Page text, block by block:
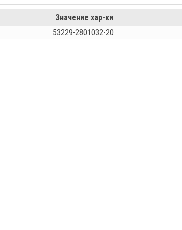
Значение хар-ки
53229-2801032-20